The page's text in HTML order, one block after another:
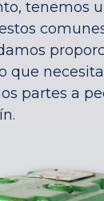
tenemos
que
partes a